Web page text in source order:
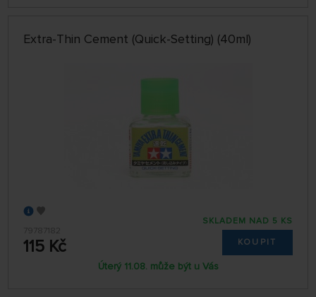
Extra-Thin Cement (Quick-Setting) (40ml)
79787182
115 Kč
SKLADEM NAD 5 KS
KOUPIT
Úterý 11.08. může být u Vás